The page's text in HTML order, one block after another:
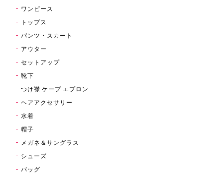
ワンピース
トップス
パンツ・スカート
アウター
セットアップ
靴下
つけ襟 ケープ エプロン
ヘアアクセサリー
水着
帽子
メガネ＆サングラス
シューズ
バッグ